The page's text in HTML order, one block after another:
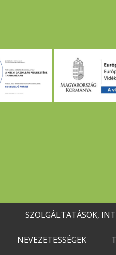
SZOLGÁLTATÁSOK,
NEVEZETESSÉGEK